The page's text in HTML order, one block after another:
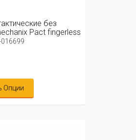
без
Pact fingerless
016699
Опции